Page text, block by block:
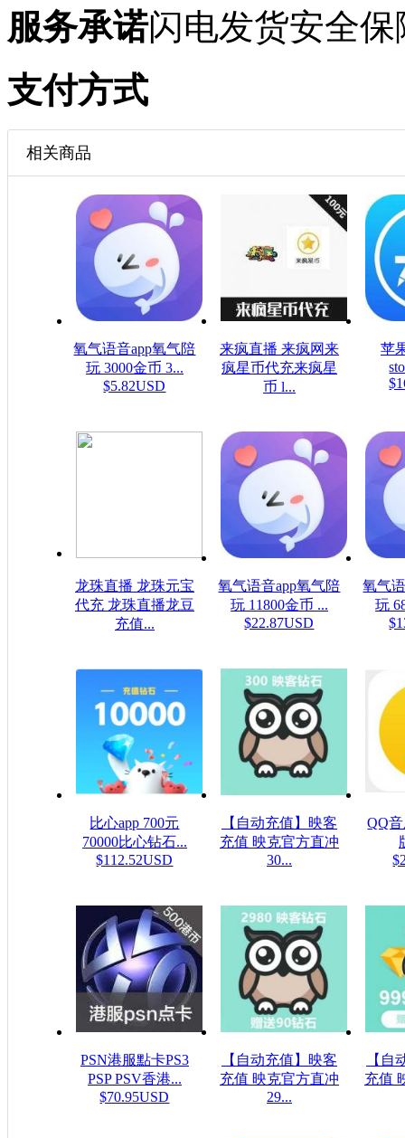
服务承诺闪电发货安全保
支付方式
相关商品
氧气语音app氧气陪
玩 3000金币 3...
$5.82USD
来疯直播 来疯网来
疯星币代充来疯星
币 l...
苹
龙珠直播 龙珠元宝
代充 龙珠直播龙豆
充值...
氧气语音app氧气陪
玩 11800金币 ...
$22.87USD
氧气
玩
比心app 700元
70000比心钻石...
$112.52USD
【自动充值】映客
充值 映克官方直冲
30...
QQ
PSN港服點卡PS3
PSP PSV香港...
$70.95USD
【自动充值】映客
充值 映克官方直冲
29...
【自
充值